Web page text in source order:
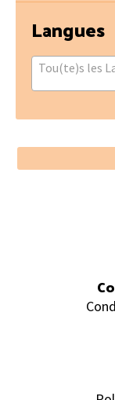
Langues
Tou(te)s les
Footer